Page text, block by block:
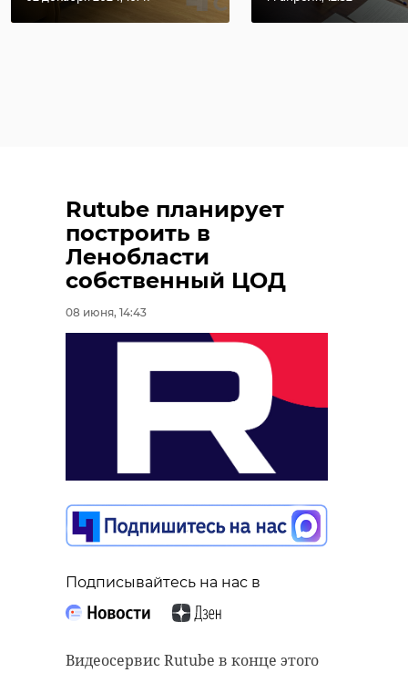
Rutube планирует
построить в
Ленобласти
собственный ЦОД
08 июня, 14:43
Подписывайтесь на нас в
Видеосервис Rutube в конце этого